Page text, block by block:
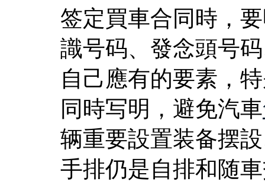
签定買車合同時，
識号码、發念頭号
自己應有的要素，
同時写明，避免汽車
辆重要設置装备摆
手排仍是自排和随